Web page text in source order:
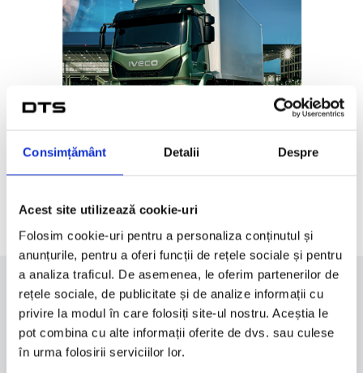
Consimțământ Detalii Despre
Acest site utilizează cookie-uri
Folosim cookie-uri pentru a personaliza conținutul și
anunțurile, pentru a oferi funcții de rețele sociale și pentru
a analiza traficul. De asemenea, le oferim partenerilor de
rețele sociale, de publicitate și de analize informații cu
privire la modul în care folosiți site-ul nostru. Aceștia le
pot combina cu alte informații oferite de dvs. sau culese
în urma folosirii serviciilor lor.
Descarcă broșura de prezentare
Ai nevoie de informații suplimentare?
Consultanții noștri îți vor oferi gratuit cele mai viabile soluții
pentru nevoile tale. Contactează-ne acum!